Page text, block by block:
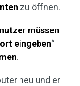
zu öffnen.
müssen
eingeben“
.
neu und er